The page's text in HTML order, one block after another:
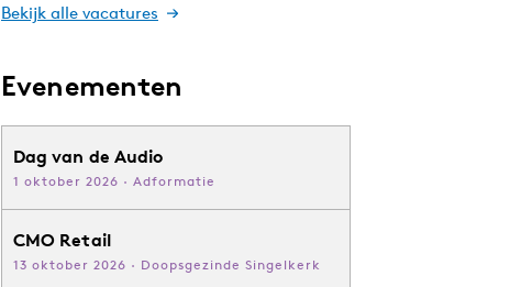
Bekijk alle vacatures
Evenementen
Dag van de Audio
1 oktober 2026 · Adformatie
CMO Retail
13 oktober 2026 · Doopsgezinde Singelkerk